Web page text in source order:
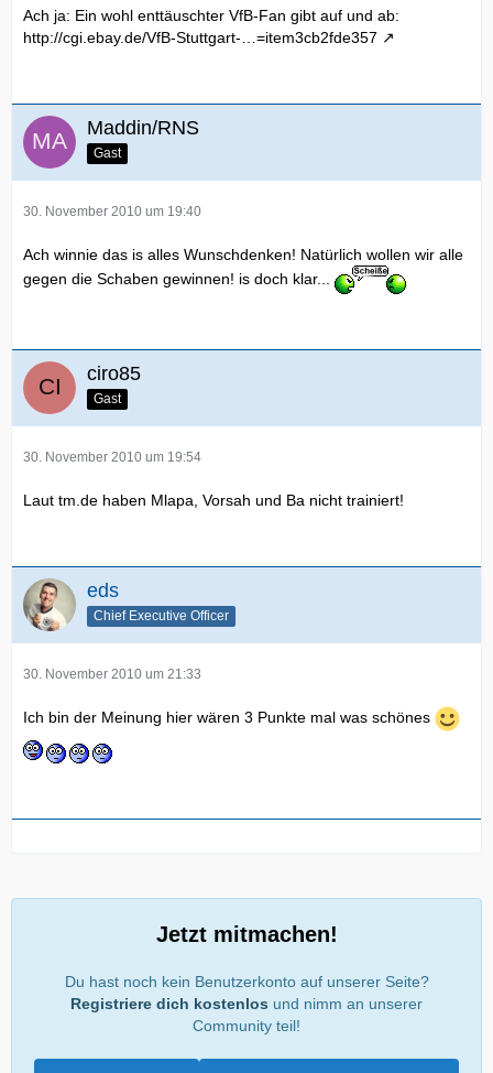
Ach ja: Ein wohl enttäuschter VfB-Fan gibt auf und ab:
http://cgi.ebay.de/VfB-Stuttgart-…=item3cb2fde357
Maddin/RNS
Gast
30. November 2010 um 19:40
Ach winnie das is alles Wunschdenken! Natürlich wollen wir alle
gegen die Schaben gewinnen! is doch klar...
ciro85
Gast
30. November 2010 um 19:54
Laut tm.de haben Mlapa, Vorsah und Ba nicht trainiert!
eds
Chief Executive Officer
30. November 2010 um 21:33
Ich bin der Meinung hier wären 3 Punkte mal was schönes
Jetzt mitmachen!
Du hast noch kein Benutzerkonto auf unserer Seite?
Registriere dich kostenlos und nimm an unserer
Community teil!